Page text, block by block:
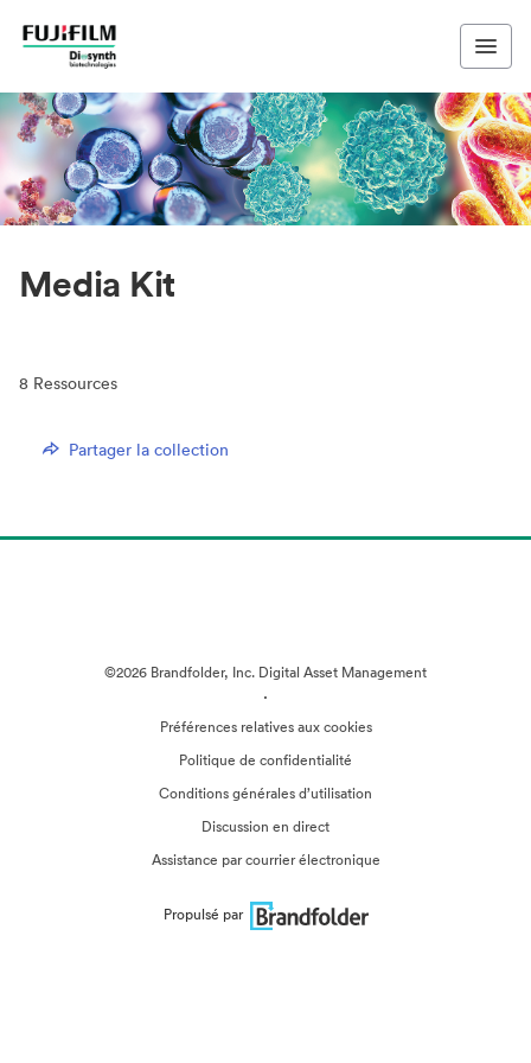
Media Kit
8 Ressources
Partager la collection
©2026 Brandfolder, Inc. Digital Asset Management
·
Préférences relatives aux cookies
Politique de confidentialité
Conditions générales d’utilisation
Discussion en direct
Assistance par courrier électronique
Propulsé par